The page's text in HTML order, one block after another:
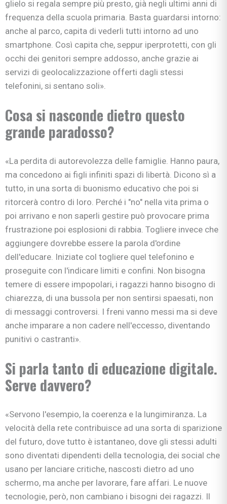
glielo si regala sempre più presto, già negli ultimi anni di
frequenza della scuola primaria. Basta guardarsi intorno:
anche al parco, capita di vederli tutti intorno ad uno
smartphone. Così capita che, seppur iperprotetti, con gli
occhi dei genitori sempre addosso, anche grazie ai
servizi di geolocalizzazione offerti dagli stessi
telefonini, si sentano soli».
Cosa si nasconde dietro questo
grande paradosso?
«La perdita di autorevolezza delle famiglie. Hanno paura,
ma concedono ai figli infiniti spazi di libertà. Dicono sì a
tutto, in una sorta di buonismo educativo che poi si
ritorcerà contro di loro. Perché i "no" nella vita prima o
poi arrivano e non saperli gestire può provocare prima
frustrazione poi esplosioni di rabbia. Togliere invece che
aggiungere dovrebbe essere la parola d'ordine
dell'educare. Iniziate col togliere quel telefonino e
proseguite con l'indicare limiti e confini. Non bisogna
temere di essere impopolari, i ragazzi hanno bisogno di
chiarezza, di una bussola per non sentirsi spaesati, non
di messaggi controversi. I freni vanno messi ma si deve
anche imparare a non cadere nell'eccesso, diventando
punitivi o castranti».
Si parla tanto di educazione digitale.
Serve davvero?
«Servono l'esempio, la coerenza e la lungimiranza. La
velocità della rete contribuisce ad una sorta di sparizione
del futuro, dove tutto è istantaneo, dove gli stessi adulti
sono diventati dipendenti della tecnologia, dei social che
usano per lanciare critiche, nascosti dietro ad uno
schermo, ma anche per lavorare, fare affari. Le nuove
tecnologie, però, non cambiano i bisogni dei ragazzi. Il